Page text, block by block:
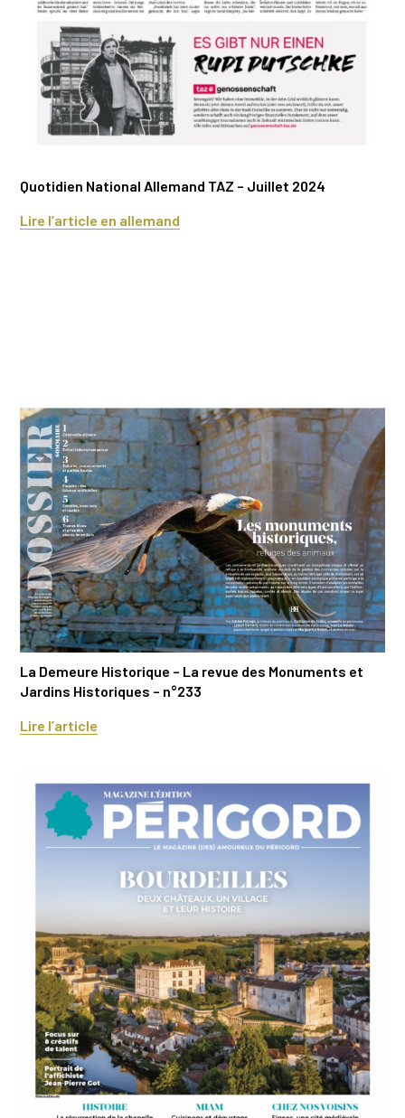
Quotidien National Allemand TAZ – Juillet 2024
Lire l’article en allemand
La Demeure Historique – La revue des Monuments et
Jardins Historiques – n°233
Lire l’article